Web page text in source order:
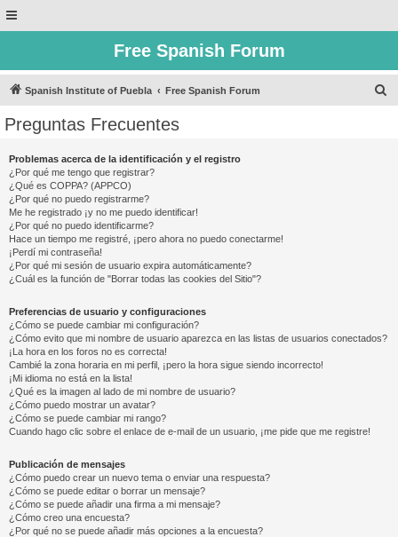
Free Spanish Forum
Spanish Institute of Puebla Free Spanish Forum
Preguntas Frecuentes
Problemas acerca de la identificación y el registro
¿Por qué me tengo que registrar?
¿Qué es COPPA? (APPCO)
¿Por qué no puedo registrarme?
Me he registrado ¡y no me puedo identificar!
¿Por qué no puedo identificarme?
Hace un tiempo me registré, ¡pero ahora no puedo conectarme!
¡Perdí mi contraseña!
¿Por qué mi sesión de usuario expira automáticamente?
¿Cuál es la función de "Borrar todas las cookies del Sitio"?
Preferencias de usuario y configuraciones
¿Cómo se puede cambiar mi configuración?
¿Cómo evito que mi nombre de usuario aparezca en las listas de usuarios conectados?
¡La hora en los foros no es correcta!
Cambié la zona horaria en mi perfil, ¡pero la hora sigue siendo incorrecto!
¡Mi idioma no está en la lista!
¿Qué es la imagen al lado de mi nombre de usuario?
¿Cómo puedo mostrar un avatar?
¿Cómo se puede cambiar mi rango?
Cuando hago clic sobre el enlace de e-mail de un usuario, ¡me pide que me registre!
Publicación de mensajes
¿Cómo puedo crear un nuevo tema o enviar una respuesta?
¿Cómo se puede editar o borrar un mensaje?
¿Cómo se puede añadir una firma a mi mensaje?
¿Cómo creo una encuesta?
¿Por qué no se puede añadir más opciones a la encuesta?